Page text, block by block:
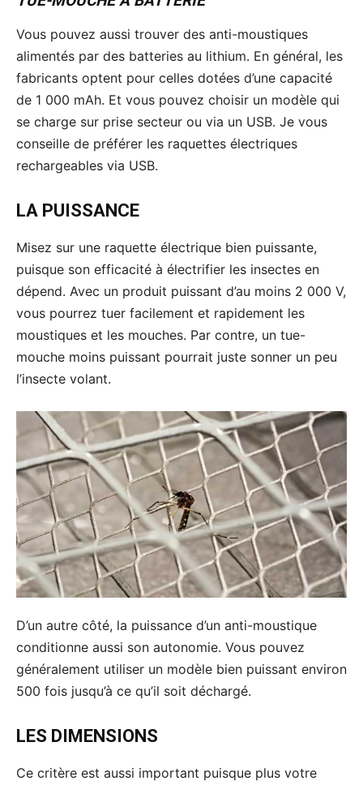
Vous pouvez aussi trouver des anti-moustiques
alimentés par des batteries au lithium. En général, les
fabricants optent pour celles dotées d’une capacité
de 1 000 mAh. Et vous pouvez choisir un modèle qui
se charge sur prise secteur ou via un USB. Je vous
conseille de préférer les raquettes électriques
rechargeables via USB.
LA PUISSANCE
Misez sur une raquette électrique bien puissante,
puisque son efficacité à électrifier les insectes en
dépend. Avec un produit puissant d’au moins 2 000 V,
vous pourrez tuer facilement et rapidement les
moustiques et les mouches. Par contre, un tue-
mouche moins puissant pourrait juste sonner un peu
l’insecte volant.
D’un autre côté, la puissance d’un anti-moustique
conditionne aussi son autonomie. Vous pouvez
généralement utiliser un modèle bien puissant environ
500 fois jusqu’à ce qu’il soit déchargé.
LES DIMENSIONS
Ce critère est aussi important puisque plus votre